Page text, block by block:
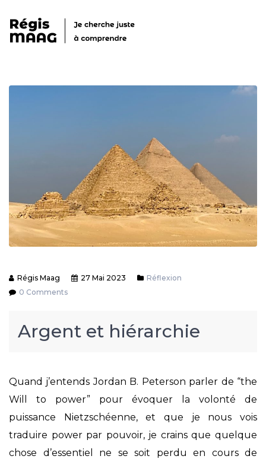
Régis Maag 27 Mai 2023
Réflexion
0 Comments
Argent et hiérarchie
Quand j’entends Jordan B. Peterson parler de “the
Will to power” pour évoquer la volonté de
puissance Nietzschéenne, et que je nous vois
traduire power par pouvoir, je crains que quelque
chose d’essentiel ne se soit perdu en cours de